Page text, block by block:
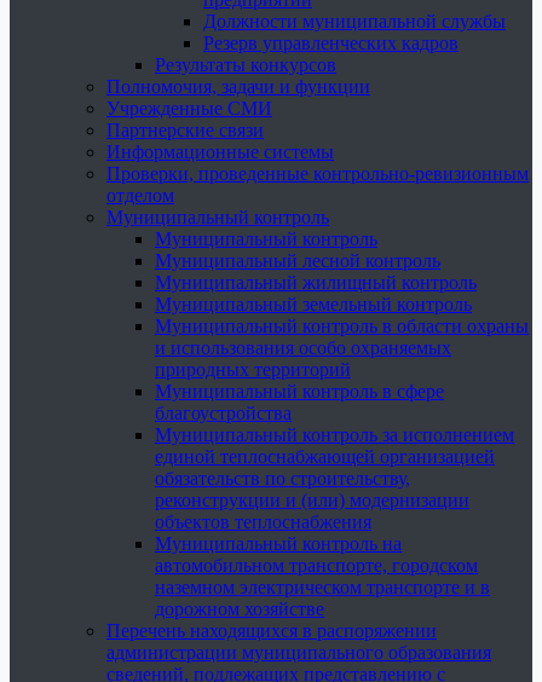
Должности муниципальной службы
Резерв управленческих кадров
Результаты конкурсов
Полномочия, задачи и функции
Учрежденные СМИ
Партнерские связи
Информационные системы
Проверки, проведенные контрольно-ревизионным
отделом
Муниципальный контроль
Муниципальный контроль
Муниципальный лесной контроль
Муниципальный жилищный контроль
Муниципальный земельный контроль
Муниципальный контроль в области охраны
и использования особо охраняемых
природных территорий
Муниципальный контроль в сфере
благоустройства
Муниципальный контроль за исполнением
единой теплоснабжающей организацией
обязательств по строительству,
реконструкции и (или) модернизации
объектов теплоснабжения
Муниципальный контроль на
автомобильном транспорте, городском
наземном электрическом транспорте и в
дорожном хозяйстве
Перечень находящихся в распоряжении
администрации муниципального образования
сведений, подлежащих представлению с